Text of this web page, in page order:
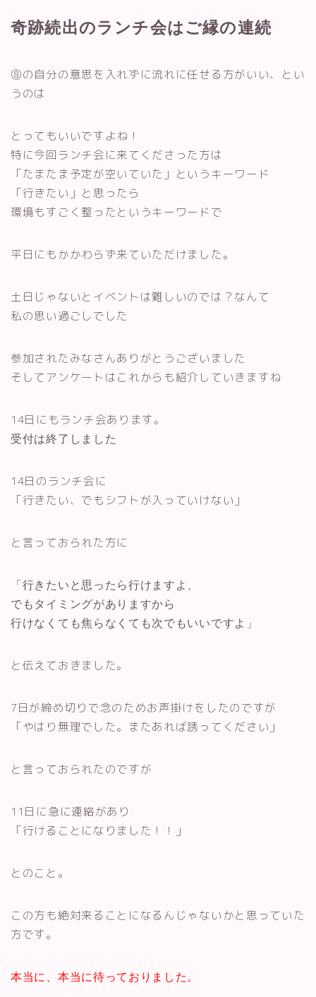
奇跡続出のランチ会はご縁の連続
⑧の自分の意思を入れずに流れに任せる方がいい、とい
うのは
とってもいいですよね！
特に今回ランチ会に来てくださった方は
「たまたま予定が空いていた」というキーワード
「行きたい」と思ったら
環境もすごく整ったというキーワードで
平日にもかかわらず来ていただけました。
土日じゃないとイベントは難しいのでは？なんて
私の思い過ごしでした
参加されたみなさんありがとうございました
そしてアンケートはこれからも紹介していきますね
14日にもランチ会あります。
受付は終了しました
14日のランチ会に
「行きたい、でもシフトが入っていけない」
と言っておられた方に
「行きたいと思ったら行けますよ、
でもタイミングがありますから
行けなくても焦らなくても次でもいいですよ」
と伝えておきました。
7日が締め切りで念のためお声掛けをしたのですが
「やはり無理でした。またあれば誘ってください」
と言っておられたのですが
11日に急に連絡があり
「行けることになりました！！」
とのこと。
この方も絶対来ることになるんじゃないかと思っていた
方です。
本当に、本当に待っておりました。